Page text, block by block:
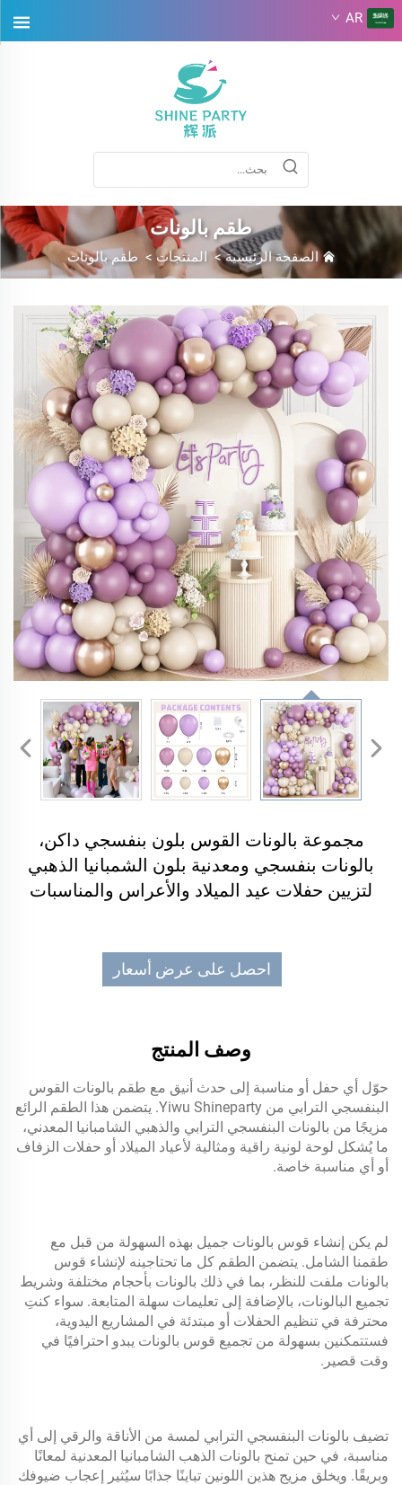
AR
طقم بالونات
الصفحة الرئيسية>المنتجات >طقم بالونات
مجموعة بالونات القوس بلون بنفسجي داكن،
بالونات بنفسجي ومعدنية بلون الشمبانيا الذهبي
لتزيين حفلات عيد الميلاد والأعراس والمناسبات
احصل على عرض أسعار
وصف المنتج
حوّل أي حفل أو مناسبة إلى حدث أنيق مع طقم بالونات القوس
البنفسجي الترابي من Yiwu Shineparty. يتضمن هذا الطقم الرائع
مزيجًا من بالونات البنفسجي الترابي والذهبي الشامبانيا المعدني،
ما يُشكل لوحة لونية راقية ومثالية لأعياد الميلاد أو حفلات الزفاف
أو أي مناسبة خاصة.
لم يكن إنشاء قوس بالونات جميل بهذه السهولة من قبل مع
طقمنا الشامل. يتضمن الطقم كل ما تحتاجينه لإنشاء قوس
بالونات ملفت للنظر، بما في ذلك بالونات بأحجام مختلفة وشريط
تجميع البالونات، بالإضافة إلى تعليمات سهلة المتابعة. سواء كنتِ
محترفة في تنظيم الحفلات أو مبتدئة في المشاريع اليدوية،
فستتمكنين بسهولة من تجميع قوس بالونات يبدو احترافيًا في
وقت قصير.
تضيف بالونات البنفسجي الترابي لمسة من الأناقة والرقي إلى أي
مناسبة، في حين تمنح بالونات الذهب الشامبانيا المعدنية لمعانًا
وبريقًا. ويخلق مزيج هذين اللونين تباينًا جذابًا سيُثير إعجاب ضيوفك